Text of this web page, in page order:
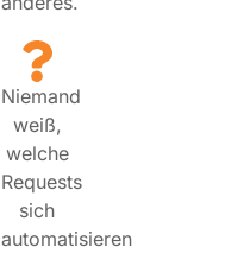
Niemand
weiß,
welche
Requests
sich
automatisieren